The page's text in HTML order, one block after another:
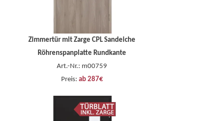
Zimmertür mit Zarge CPL Sandeiche
Röhrenspanplatte Rundkante
Art.-Nr.: m00759
Preis: ab 287€